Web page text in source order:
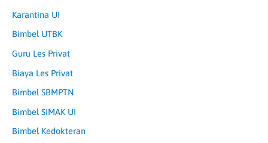
Karantina UI
Bimbel UTBK
Guru Les Privat
Biaya Les Privat
Bimbel SBMPTN
Bimbel SIMAK UI
Bimbel Kedokteran